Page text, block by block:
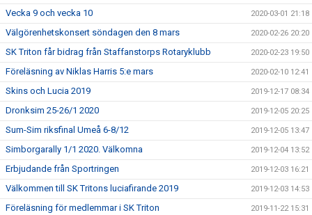
Vecka 9 och vecka 10 2020-03-01 21:18
Välgörenhetskonsert söndagen den 8 mars 2020-02-26 20:20
SK Triton får bidrag från Staffanstorps Rotaryklubb 2020-02-23 19:50
Föreläsning av Niklas Harris 5:e mars 2020-02-10 12:41
Skins och Lucia 2019 2019-12-17 08:34
Dronksim 25-26/1 2020 2019-12-05 20:25
Sum-Sim riksfinal Umeå 6-8/12 2019-12-05 13:47
Simborgarally 1/1 2020. Välkomna 2019-12-04 13:52
Erbjudande från Sportringen 2019-12-03 16:21
Välkommen till SK Tritons luciafirande 2019 2019-12-03 14:53
Föreläsning för medlemmar i SK Triton 2019-11-22 15:31